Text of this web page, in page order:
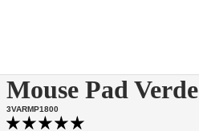
Mouse Pad Verde
3VARMP1800